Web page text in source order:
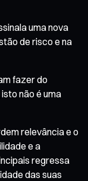
uma nova
de risco e na
fazer do
não é uma
relevância e o
e a
regressa
das suas